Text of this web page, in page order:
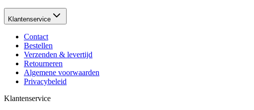
Klantenservice
Contact
Bestellen
Verzenden & levertijd
Retourneren
Algemene voorwaarden
Privacybeleid
Klantenservice